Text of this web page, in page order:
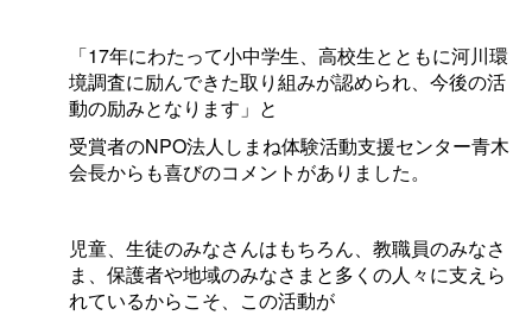
「17年にわたって小中学生、高校生とともに河川環
境調査に励んできた取り組みが認められ、今後の活
動の励みとなります」と
受賞者のNPO法人しまね体験活動支援センター青木
会長からも喜びのコメントがありました。
児童、生徒のみなさんはもちろん、教職員のみなさ
ま、保護者や地域のみなさまと多くの人々に支えら
れているからこそ、この活動が